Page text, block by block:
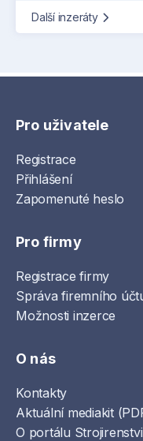
Další inzeráty
Pro uživatele
Registrace
Přihlášení
Zapomenuté heslo
Pro firmy
Registrace firmy
Správa firemního
Možnosti inzerce
O nás
Kontakty
Aktuální mediakit
O portálu